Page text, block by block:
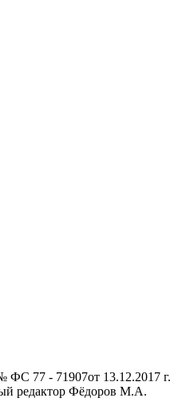
77 - 71907от 13.12.2017
редактор Фёдоров М.А.